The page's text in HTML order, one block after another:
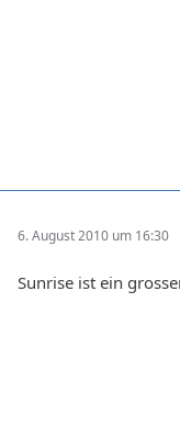
6. August 2010 um 16:30
Sunrise ist ein